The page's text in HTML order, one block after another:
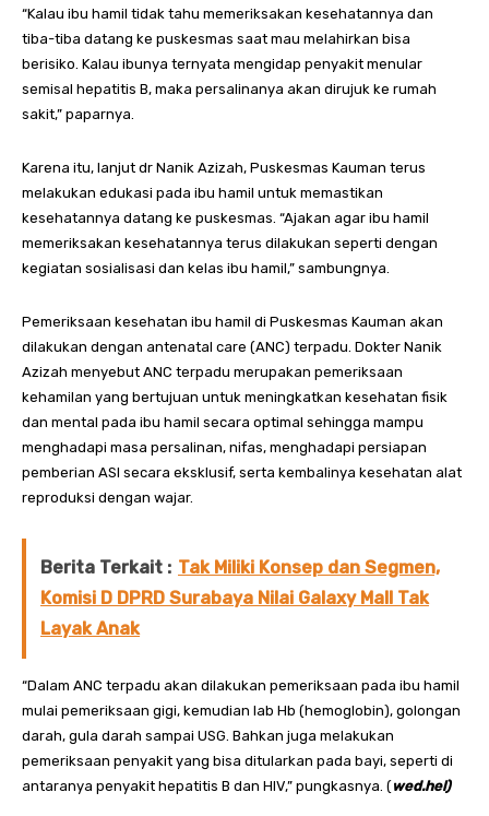
“Kalau ibu hamil tidak tahu memeriksakan kesehatannya dan
tiba-tiba datang ke puskesmas saat mau melahirkan bisa
berisiko. Kalau ibunya ternyata mengidap penyakit menular
semisal hepatitis B, maka persalinanya akan dirujuk ke rumah
sakit,” paparnya.
Karena itu, lanjut dr Nanik Azizah, Puskesmas Kauman terus
melakukan edukasi pada ibu hamil untuk memastikan
kesehatannya datang ke puskesmas. “Ajakan agar ibu hamil
memeriksakan kesehatannya terus dilakukan seperti dengan
kegiatan sosialisasi dan kelas ibu hamil,” sambungnya.
Pemeriksaan kesehatan ibu hamil di Puskesmas Kauman akan
dilakukan dengan antenatal care (ANC) terpadu. Dokter Nanik
Azizah menyebut ANC terpadu merupakan pemeriksaan
kehamilan yang bertujuan untuk meningkatkan kesehatan fisik
dan mental pada ibu hamil secara optimal sehingga mampu
menghadapi masa persalinan, nifas, menghadapi persiapan
pemberian ASI secara eksklusif, serta kembalinya kesehatan alat
reproduksi dengan wajar.
Berita Terkait : Tak Miliki Konsep dan Segmen,
Komisi D DPRD Surabaya Nilai Galaxy Mall Tak
Layak Anak
“Dalam ANC terpadu akan dilakukan pemeriksaan pada ibu hamil
mulai pemeriksaan gigi, kemudian lab Hb (hemoglobin), golongan
darah, gula darah sampai USG. Bahkan juga melakukan
pemeriksaan penyakit yang bisa ditularkan pada bayi, seperti di
antaranya penyakit hepatitis B dan HIV,” pungkasnya. (wed.hel)